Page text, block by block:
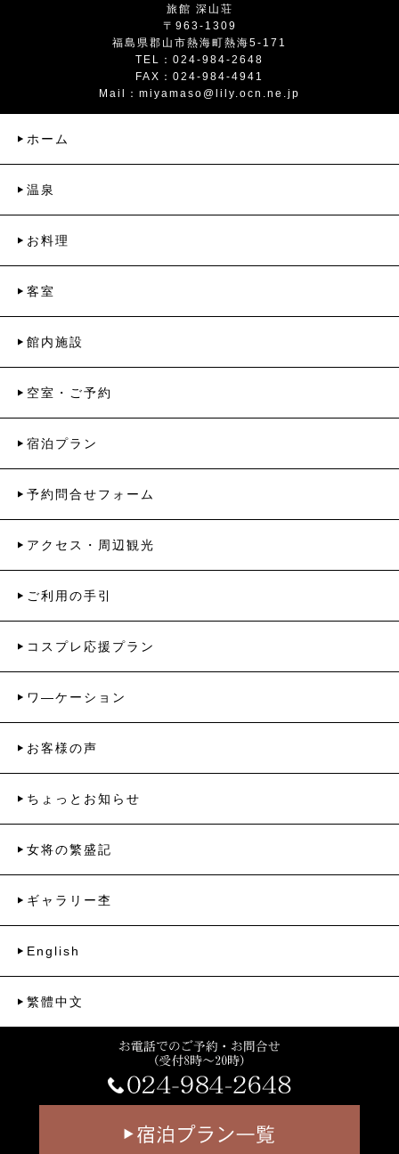
旅館 深山荘
〒963-1309
福島県郡山市熱海町熱海5-171
TEL：024-984-2648
FAX：024-984-4941
Mail： miyamaso@lily.ocn.ne.jp
ホーム
温泉
お料理
客室
館内施設
空室・ご予約
宿泊プラン
予約問合せフォーム
アクセス・周辺観光
ご利用の手引
コスプレ応援プラン
ワ―ケーション
お客様の声
ちょっとお知らせ
女将の繁盛記
ギャラリー杢
English
繁體中文